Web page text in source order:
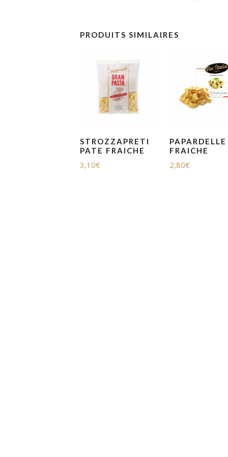
PRODUITS SIMILAIRES
STROZZAPRETI
PATE FRAICHE
3,10€
PAPARDELLE
FRAICHE
2,80€